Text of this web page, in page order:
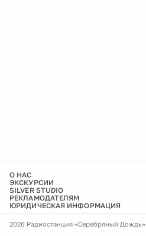
О НАС
ЭКСКУРСИИ
SILVER STUDIO
РЕКЛАМОДАТЕЛЯМ
ЮРИДИЧЕСКАЯ ИНФОРМАЦИЯ
2026 Радиостанция «Серебряный Дождь»